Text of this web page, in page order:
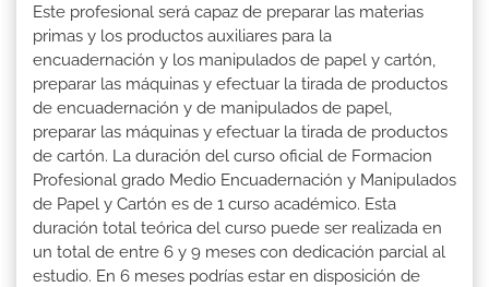
Este profesional será capaz de preparar las materias
primas y los productos auxiliares para la
encuadernación y los manipulados de papel y cartón,
preparar las máquinas y efectuar la tirada de productos
de encuadernación y de manipulados de papel,
preparar las máquinas y efectuar la tirada de productos
de cartón. La duración del curso oficial de Formacion
Profesional grado Medio Encuadernación y Manipulados
de Papel y Cartón es de 1 curso académico. Esta
duración total teórica del curso puede ser realizada en
un total de entre 6 y 9 meses con dedicación parcial al
estudio. En 6 meses podrías estar en disposición de